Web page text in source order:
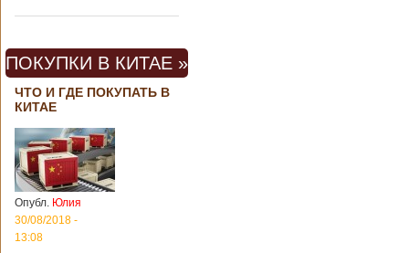
не было, да и весь
Китай в этом
отношении
считается
государством. Но в
метрополитене
Шанхая или
Подробнее...
Опубликовано
23/09/2018 - 13:07
В Китае
появился на
свет ребенок
ПОКУПКИ В КИТАЕ »
ЧТО И ГДЕ ПОКУПАТЬ В
КИТАЕ
Опубл. Юлия
30/08/2018 -
13:08